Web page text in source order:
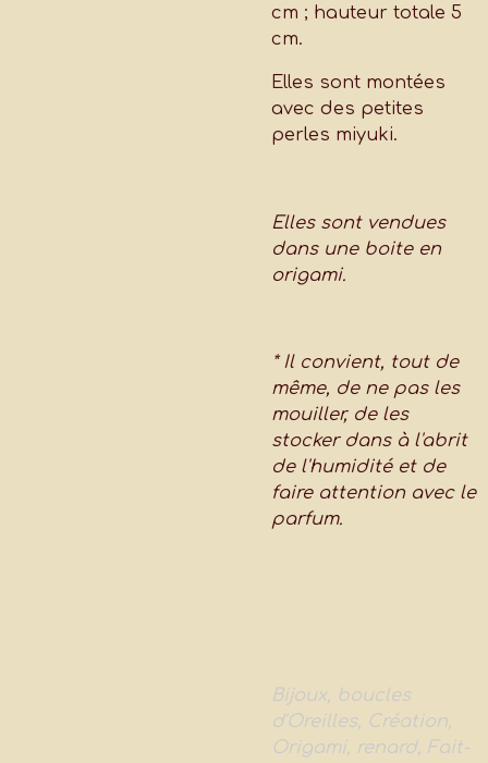
cm ; hauteur totale 5
cm.
Elles sont montées
avec des petites
perles miyuki.
Elles sont vendues
dans une boite en
origami.
* Il convient, tout de
même, de ne pas les
mouiller, de les
stocker dans à l'abrit
de l'humidité et de
faire attention avec le
parfum.
Bijoux, boucles
d'Oreilles, Création,
Origami, renard, Fait-